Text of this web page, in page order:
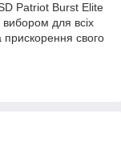
Patriot Burst Elite
для всіх
прискорення свого